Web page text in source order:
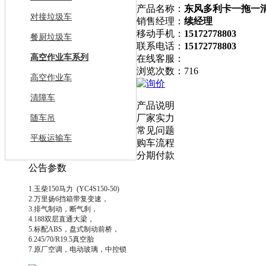
对接垃圾车
餐厨垃圾车
高空作业车系列
高空作业车
清障车
随车吊
平板运输车
产品名称： 东风多利卡一拖一
销售经理： 续经理
移动手机： 15172778803
联系电话： 15172778803
在线客服：
浏览次数：716
产品说明
厂家实力
常见问题
购车流程
分期付款
公告参数
1.玉柴150马力 (YC4S150-50)
2.万里扬6挡箱带复变速，
3.排气制动，断气刹，
4.188双层直通大梁，
5.标配ABS，盘式制动前桥，
6.245/70/R19.5真空胎
7.原厂空调，电动玻璃，中控锁